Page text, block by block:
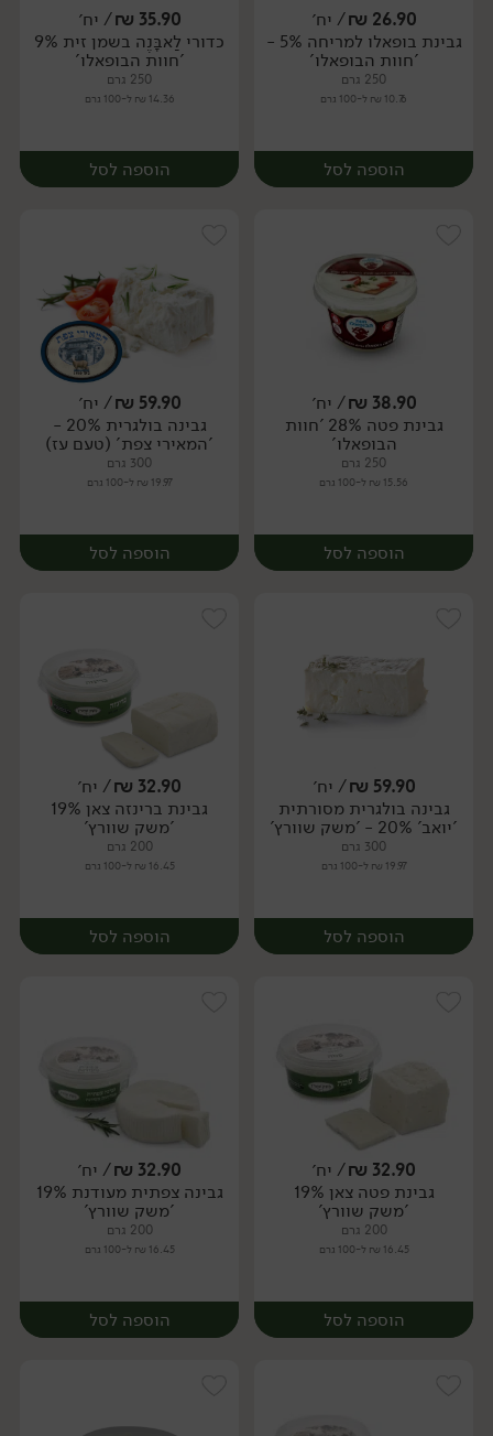
יח׳ יח׳
26.90
₪/ יח׳
גבינת בופאלו למריחה 5% -
'חוות הבופאלו'
250 גרם
10.76 ₪ ל-100 גרם
הוספה לסל
יח׳
35.90
₪/ יח׳
כדורי לַאבָּנֶה בשמן זית 9%
'חוות הבופאלו'
250 גרם
14.36 ₪ ל-100 גרם
הוספה לסל
יח׳
38.90
₪/ יח׳
גבינת פטה 28% 'חוות
הבופאלו'
250 גרם
15.56 ₪ ל-100 גרם
הוספה לסל
יח׳
59.90
₪/ יח׳
גבינה בולגרית 20% -
'המאירי צפת' (טעם עז)
300 גרם
19.97 ₪ ל-100 גרם
הוספה לסל
יח׳
59.90
₪/ יח׳
גבינה בולגרית מסורתית
'יואב' 20% - 'משק שוורץ'
300 גרם
19.97 ₪ ל-100 גרם
הוספה לסל
יח׳
32.90
₪/ יח׳
גבינת ברינזה צאן 19%
'משק שוורץ'
200 גרם
16.45 ₪ ל-100 גרם
הוספה לסל
יח׳
32.90
₪/ יח׳
גבינת פטה צאן 19%
'משק שוורץ'
200 גרם
16.45 ₪ ל-100 גרם
הוספה לסל
32.90
₪/ יח׳
גבינה צפתית מעודנת 19%
'משק שוורץ'
200 גרם
16.45 ₪ ל-100 גרם
הוספה לסל